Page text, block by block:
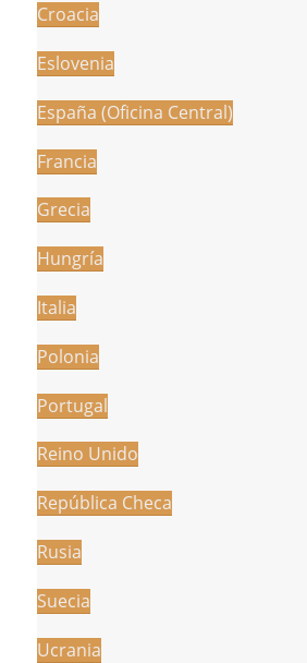
Croacia
Eslovenia
España (Oficina Central)
Francia
Grecia
Hungría
Italia
Polonia
Portugal
Reino Unido
República Checa
Rusia
Suecia
Ucrania